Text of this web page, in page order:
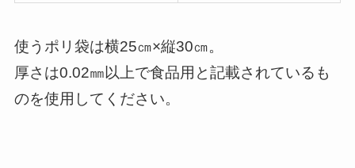
使うポリ袋は横25㎝×縦30㎝。
厚さは0.02㎜以上で食品用と記載されているも
のを使用してください。